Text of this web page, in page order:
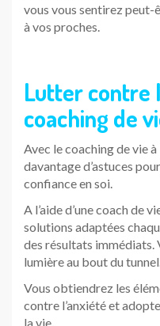
vous vous sentirez
à vos proches.
Lutter contre
coaching de
Avec le coaching de vie
davantage d’astuces
confiance en soi.
A l’aide d’une coach de
solutions adaptées
des résultats immédiats.
lumière au bout du tunnel.
Vous obtiendrez les
contre l’anxiété et
la vie.